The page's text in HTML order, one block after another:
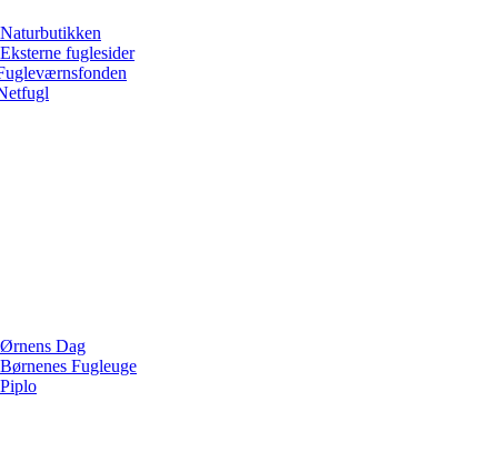
Naturbutikken
Eksterne fuglesider
Ørnens Dag
Børnenes Fugleuge
Piplo